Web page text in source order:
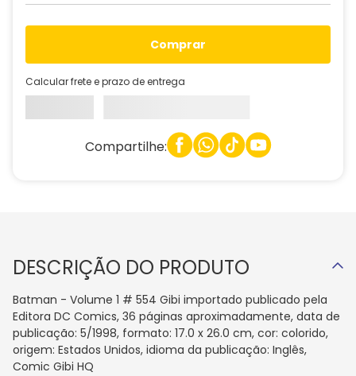
comprar
Calcular frete e prazo de entrega
Compartilhe:
DESCRIÇÃO DO PRODUTO
Batman - Volume 1 # 554 Gibi importado publicado pela
Editora DC Comics, 36 páginas aproximadamente, data de
publicação: 5/1998, formato: 17.0 x 26.0 cm, cor: colorido,
origem: Estados Unidos, idioma da publicação: Inglês,
Comic Gibi HQ